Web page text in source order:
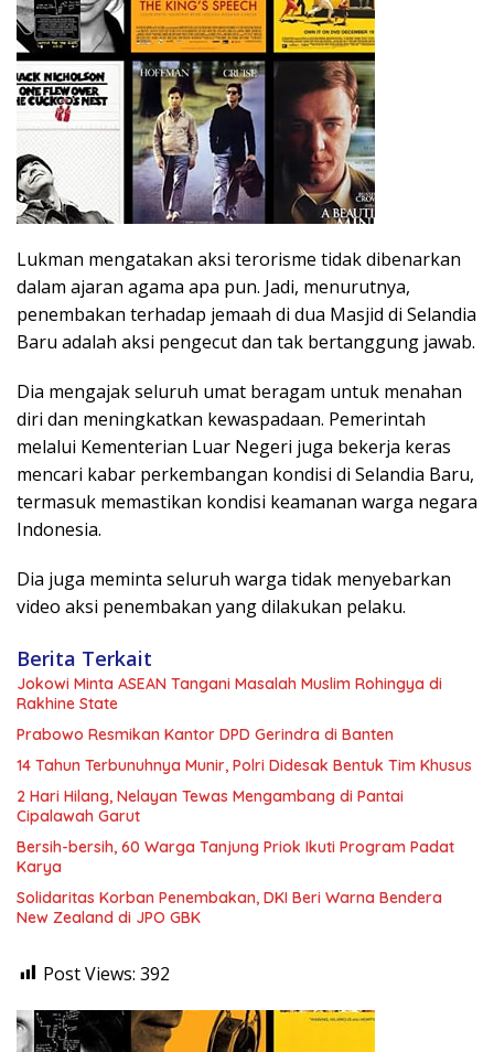
Lukman mengatakan aksi terorisme tidak dibenarkan
dalam ajaran agama apa pun. Jadi, menurutnya,
penembakan terhadap jemaah di dua Masjid di Selandia
Baru adalah aksi pengecut dan tak bertanggung jawab.
Dia mengajak seluruh umat beragam untuk menahan
diri dan meningkatkan kewaspadaan. Pemerintah
melalui Kementerian Luar Negeri juga bekerja keras
mencari kabar perkembangan kondisi di Selandia Baru,
termasuk memastikan kondisi keamanan warga negara
Indonesia.
Dia juga meminta seluruh warga tidak menyebarkan
video aksi penembakan yang dilakukan pelaku.
Berita Terkait
Jokowi Minta ASEAN Tangani Masalah Muslim Rohingya di
Rakhine State
Prabowo Resmikan Kantor DPD Gerindra di Banten
14 Tahun Terbunuhnya Munir, Polri Didesak Bentuk Tim Khusus
2 Hari Hilang, Nelayan Tewas Mengambang di Pantai
Cipalawah Garut
Bersih-bersih, 60 Warga Tanjung Priok Ikuti Program Padat
Karya
Solidaritas Korban Penembakan, DKI Beri Warna Bendera
New Zealand di JPO GBK
Post Views: 392